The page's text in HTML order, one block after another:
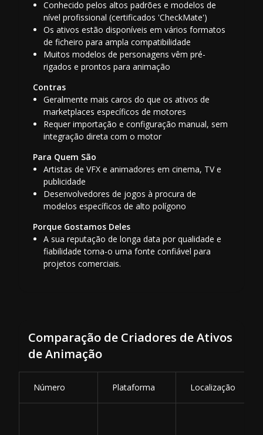
Conhecido pelos altos padrões e modelos de
nível profissional (certificados 'CheckMate')
Os ativos estão disponíveis em vários formatos
de ficheiro para ampla compatibilidade
Muitos modelos de personagens vêm pré-
rigados e prontos para animação
Contras
Geralmente mais caros do que os ativos de
marketplaces específicos de motores
Requer importação e configuração manual, sem
integração direta com o motor
Para Quem São
Artistas de VFX e animadores em cinema, TV e
publicidade
Desenvolvedores de jogos à procura de
modelos específicos de alto polígono
Porque Gostamos Deles
A sua reputação de longa data por qualidade e
fiabilidade torna-o uma fonte confiável para
projetos comerciais.
Comparação de Criadores de Ativos
de Animação
Número Plataforma Localização